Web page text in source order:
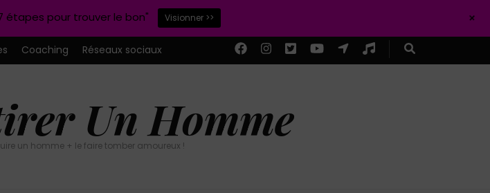
Coaching Réseaux sociaux
Un Homme
un homme + le faire tomber amoureux !
étapes pour trouver le bon" Visionner >> +